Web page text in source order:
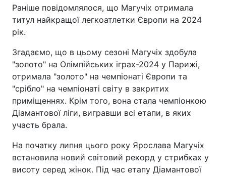
Раніше повідомлялося, що Магучіх отримала
титул найкращої легкоатлетки Європи на 2024
рік.
Згадаємо, що в цьому сезоні Магучіх здобула
"золото" на Олімпійських іграх-2024 у Парижі,
отримала "золото" на чемпіонаті Європи та
"срібло" на чемпіонаті світу в закритих
приміщеннях. Крім того, вона стала чемпіонкою
Діамантової ліги, вигравши всі етапи, в яких
участь брала.
На початку липня цього року Ярослава Магучіх
встановила новий світовий рекорд у стрибках у
висоту серед жінок. Під час етапу Діамантової